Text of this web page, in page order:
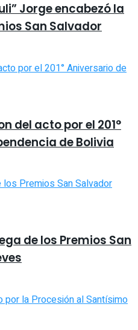
Jorge encabezó la
San Salvador
del acto por el 201°
de Bolivia
de los Premios San